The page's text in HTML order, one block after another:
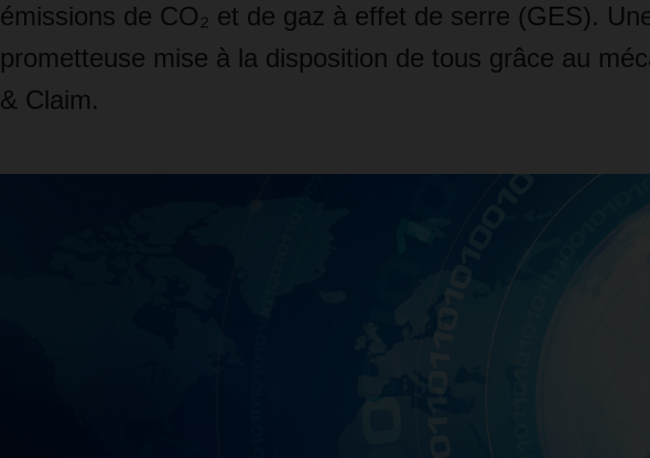
émissions de CO₂ et de gaz à effet de serre (GES).
prometteuse mise à la disposition de tous grâce au
& Claim.